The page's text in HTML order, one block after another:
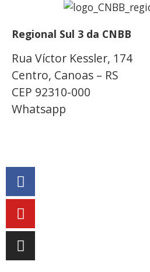
Regional Sul 3 da CNBB
Rua Víctor Kessler, 174
Centro, Canoas – RS
CEP 92310-000
Whatsapp